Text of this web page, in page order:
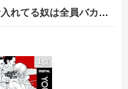
カです」→30万再生ｗｗｗｗｗｗ
流域で深刻な洪水被害
1位